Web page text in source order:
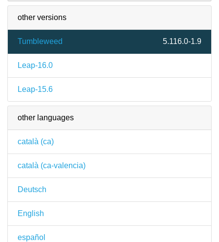
other versions
Tumbleweed 5.116.0-1.9
Leap-16.0
Leap-15.6
other languages
català (ca)
català (ca-valencia)
Deutsch
English
español